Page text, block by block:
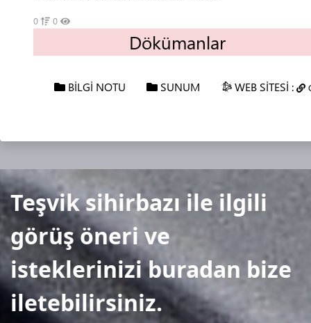
0 0
Dökümanlar
BİLGİ NOTU SUNUM WEB SİTESİ :
Teşvik sihirbazı ile ilgili
görüş öneri ve
isteklerinizi buradan bize
iletebilirsiniz.